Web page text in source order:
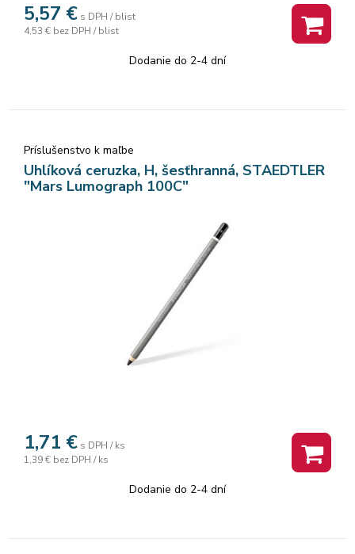
5,57 € s DPH / blist
4,53 € bez DPH / blist
Dodanie do 2-4 dní
Príslušenstvo k maľbe
Uhlíková ceruzka, H, šesťhranná, STAEDTLER
"Mars Lumograph 100C"
1,71 € s DPH / ks
1,39 € bez DPH / ks
Dodanie do 2-4 dní